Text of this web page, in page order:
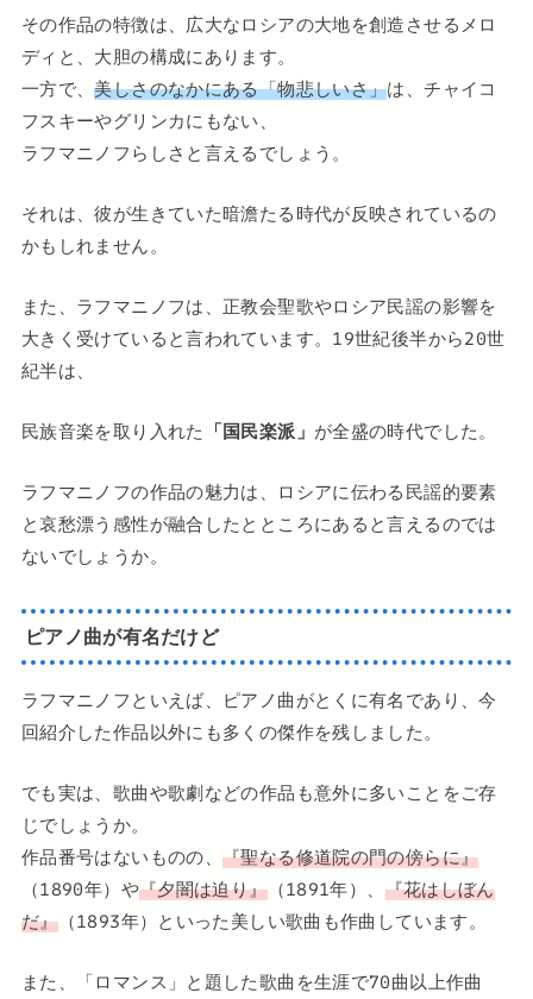
その作品の特徴は、広大なロシアの大地を創造させるメロ
ディと、大胆の構成にあります。
一方で、美しさのなかにある「物悲しいさ」は、チャイコ
フスキーやグリンカにもない、
ラフマニノフらしさと言えるでしょう。
それは、彼が生きていた暗澹たる時代が反映されているの
かもしれません。
また、ラフマニノフは、正教会聖歌やロシア民謡の影響を
大きく受けていると言われています。19世紀後半から20世
紀半は、
民族音楽を取り入れた 「国民楽派」 が全盛の時代でした。
ラフマニノフの作品の魅力は、ロシアに伝わる民謡的要素
と哀愁漂う感性が融合したとところにあると言えるのでは
ないでしょうか。
ピアノ曲が有名だけど
ラフマニノフといえば、ピアノ曲がとくに有名であり、今
回紹介した作品以外にも多くの傑作を残しました。
でも実は、歌曲や歌劇などの作品も意外に多いことをご存
じでしょうか。
作品番号はないものの、『聖なる修道院の門の傍らに』
（1890年）や『夕闇は迫り』（1891年）、 『花はしぼん
だ』（1893年）といった美しい歌曲も作曲しています。
また、「ロマンス」と題した歌曲を生涯で70曲以上作曲